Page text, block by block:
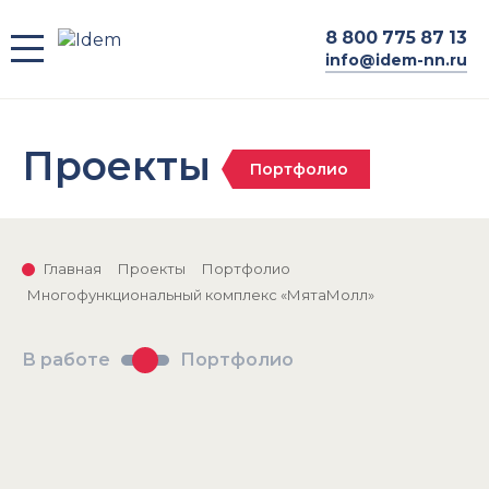
8 800 775 87 13
info@idem-nn.ru
Проекты Портфолио
Главная Проекты
Портфолио
Многофункциональный комплекс «МятаМолл»
В работе Портфолио